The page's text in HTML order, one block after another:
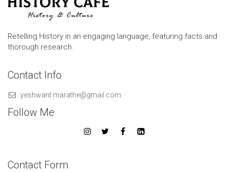
Retelling History in an engaging language, featuring facts and
thorough research.
Contact Info
yeshwant.marathe@gmail.com
Follow Me
Contact Form